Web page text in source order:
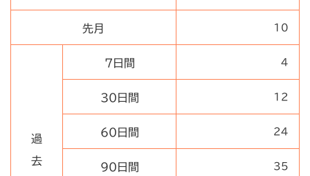
先月 10
過
去
7日間 4
30日間 12
60日間 24
90日間 35